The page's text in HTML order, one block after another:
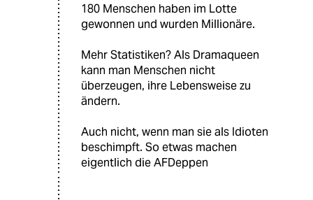
180 Menschen haben im Lotte
gewonnen und wurden Millionäre.
Mehr Statistiken? Als Dramaqueen
kann man Menschen nicht
überzeugen, ihre Lebensweise zu
ändern.
Auch nicht, wenn man sie als Idioten
beschimpft. So etwas machen
eigentlich die AFDeppen